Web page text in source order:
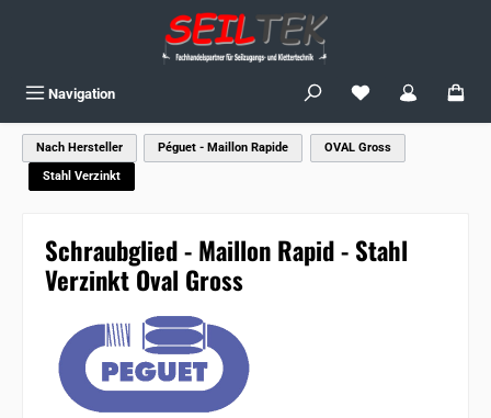
Navigation Du hast 0
Nach Hersteller Péguet - Maillon Rapide
OVAL Gross
Stahl Verzinkt
Schraubglied - Maillon Rapid - Stahl
Verzinkt Oval Gross